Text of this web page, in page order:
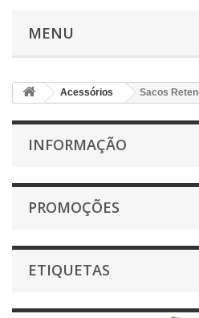
MENU
Acessórios Sacos
INFORMAÇÃO
PROMOÇÕES
ETIQUETAS